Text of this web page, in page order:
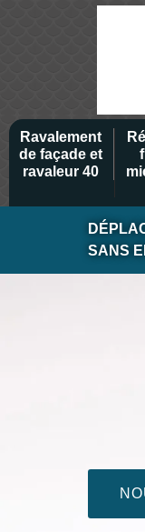
Ravalement
de façade et
ravaleur 40
SANS